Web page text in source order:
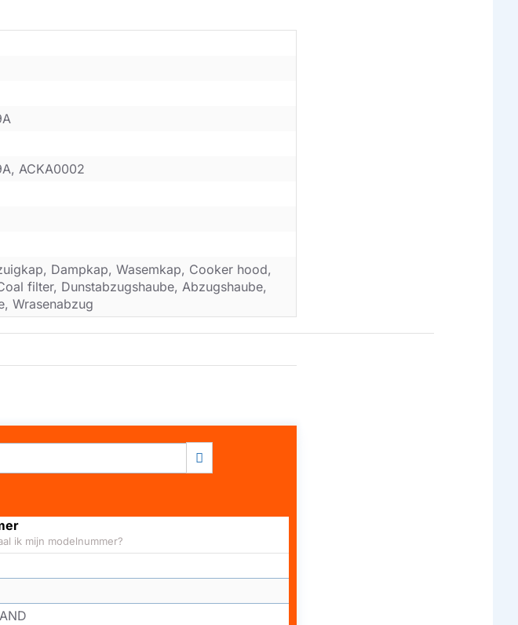
ACKA0002
Dampkap, Wasemkap, Cooker hood,
filter, Dunstabzugshaube, Abzugshaube,
Wrasenabzug
ik mijn modelnummer?